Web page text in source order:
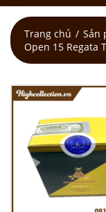
Trang chủ
Sản
Open 15 Regata